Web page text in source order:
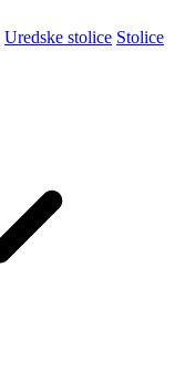
Uredske stolice Stolice